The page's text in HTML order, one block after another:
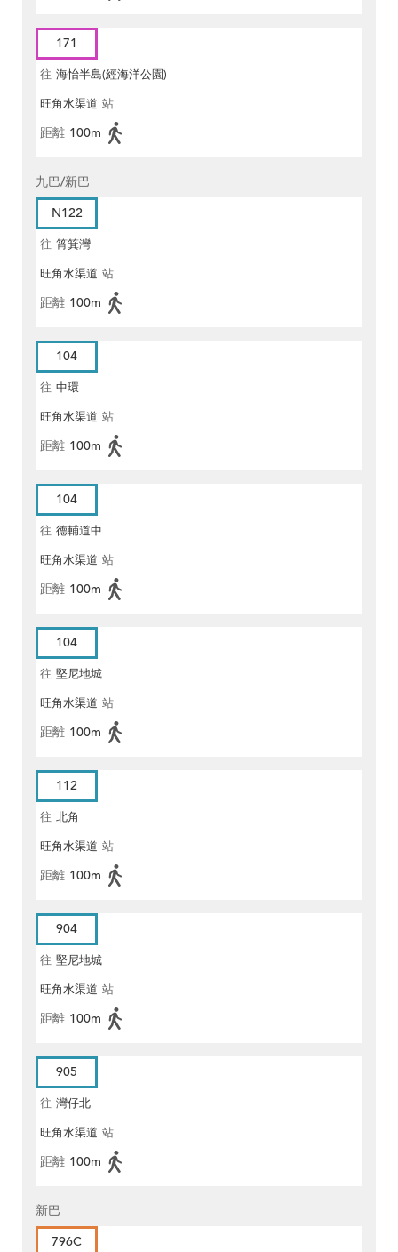
171
往 海怡半島(經海洋公園)
旺角水渠道 站
距離 100m
九巴/新巴
N122
往 筲箕灣
旺角水渠道 站
距離 100m
104
往 中環
旺角水渠道 站
距離 100m
104
往 德輔道中
旺角水渠道 站
距離 100m
104
往 堅尼地城
旺角水渠道 站
距離 100m
112
往 北角
旺角水渠道 站
距離 100m
904
往 堅尼地城
旺角水渠道 站
距離 100m
905
往 灣仔北
旺角水渠道 站
距離 100m
新巴
796C